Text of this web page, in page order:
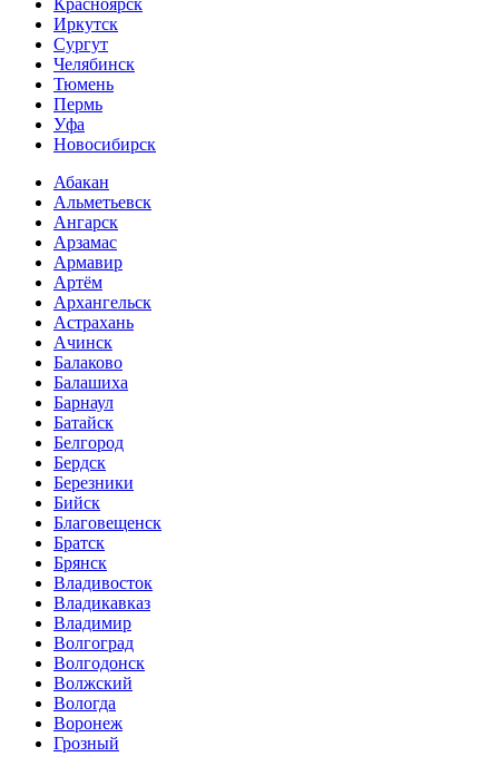
Красноярск
Иркутск
Сургут
Челябинск
Тюмень
Пермь
Уфа
Новосибирск
Абакан
Альметьевск
Ангарск
Арзамас
Армавир
Артём
Архангельск
Астрахань
Ачинск
Балаково
Балашиха
Барнаул
Батайск
Белгород
Бердск
Березники
Бийск
Благовещенск
Братск
Брянск
Владивосток
Владикавказ
Владимир
Волгоград
Волгодонск
Волжский
Вологда
Воронеж
Грозный